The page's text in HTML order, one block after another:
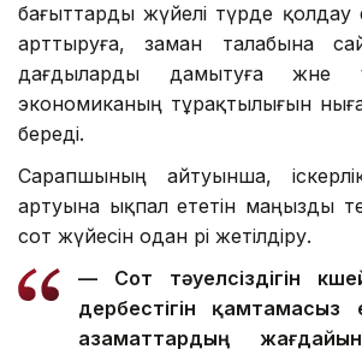
бағыттарды жүйелі түрде қолдау
арттыруға, заман талабына сай
дағдыларды дамытуға және
экономиканың тұрақтылығын
береді.
Сарапшының айтуынша, іскерлік
артуына ықпал ететін маңызды
сот жүйесін одан әрі жетілдіру.
— Сот тәуелсіздігін
дербестігін қамтамасыз
азаматтардың